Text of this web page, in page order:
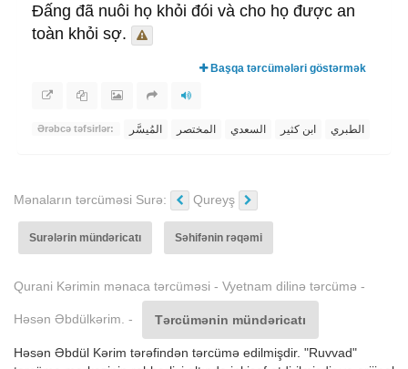
Đấng đã nuôi họ khỏi đói và cho họ được an
toàn khỏi sợ.
Başqa tərcümələri göstərmək
Ərəbcə təfsirlər: المُيسَّر المختصر السعدي ابن كثير الطبري
Mənaların tərcüməsi Surə: Qureyş
Surələrin mündəricatı Səhifənin rəqəmi
Qurani Kərimin mənaca tərcüməsi - Vyetnam dilinə tərcümə -
Həsən Əbdülkərim. - Tərcümənin mündəricatı
Həsən Əbdül Kərim tərəfindən tərcümə edilmişdir. "Ruvvad"